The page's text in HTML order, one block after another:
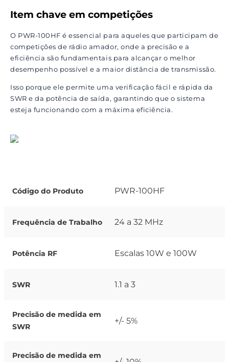
Item chave em competições
O PWR-100HF é essencial para aqueles que participam de
competições de rádio amador, onde a precisão e a
eficiência são fundamentais para alcançar o melhor
desempenho possível e a maior distância de transmissão.
Isso porque ele permite uma verificação fácil e rápida da
SWR e da potência de saída, garantindo que o sistema
esteja funcionando com a máxima eficiência.
Código do Produto PWR-100HF
Frequência de Trabalho 24 a 32 MHz
Potência RF Escalas 10W e 100W
SWR 1.1 a 3
Precisão de medida em
SWR
+/- 5%
Precisão de medida em